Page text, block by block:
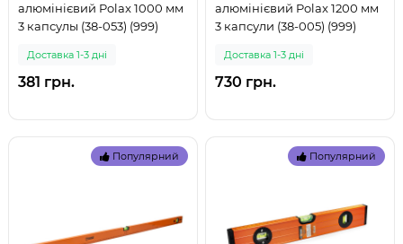
алюмінієвий Polax 1000 мм
3 капсулы (38-053) (999)
Доставка 1-3 дні
381 грн.
алюмінієвий Polax 1200 мм
3 капсули (38-005) (999)
Доставка 1-3 дні
730 грн.
Популярний Популярний